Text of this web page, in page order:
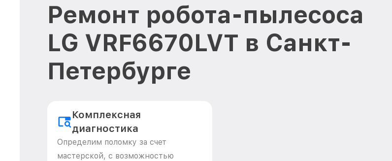
Ремонт робота-пылесоса
LG VRF6670LVT в Санкт-
Петербурге
Комплексная
диагностика
Определим поломку за счет
мастерской, с возможностью